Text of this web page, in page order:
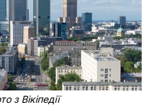
з Вікіпедії